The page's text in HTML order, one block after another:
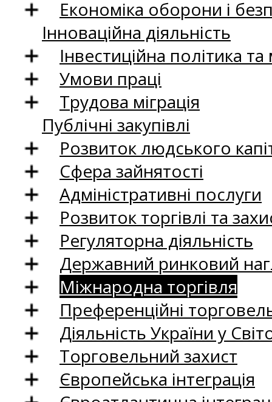
Економіка оборони і
Інноваційна діяльність
Інвестиційна політика
Умови праці
Трудова міграція
Публічні закупівлі
Розвиток людського
Сфера зайнятості
Адміністративні послуги
Розвиток торгівлі та
Регуляторна діяльність
Державний ринковий
Міжнародна торгівля
Преференційні
Діяльність України у
Торговельний захист
Європейська інтеграція